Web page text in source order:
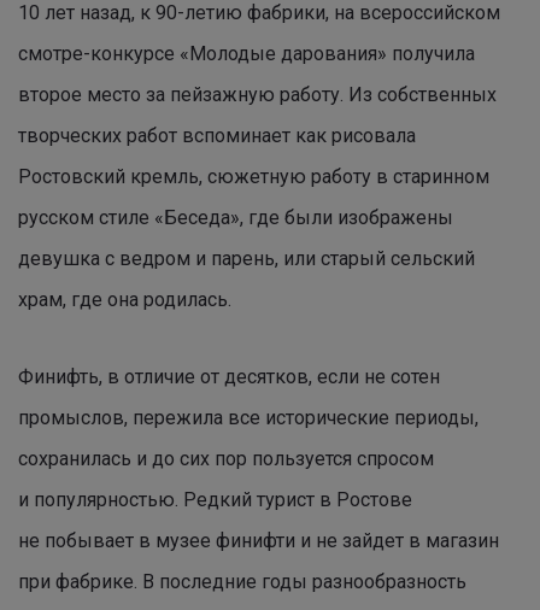
10 лет назад, к 90-летию фабрики, на всероссийском
смотре-конкурсе «Молодые дарования» получила
второе место за пейзажную работу. Из собственных
творческих работ вспоминает как рисовала
Ростовский кремль, сюжетную работу в старинном
русском стиле «Беседа», где были изображены
девушка с ведром и парень, или старый сельский
храм, где она родилась.
Финифть, в отличие от десятков, если не сотен
промыслов, пережила все исторические периоды,
сохранилась и до сих пор пользуется спросом
и популярностью. Редкий турист в Ростове
не побывает в музее финифти и не зайдет в магазин
при фабрике. В последние годы разнообразность